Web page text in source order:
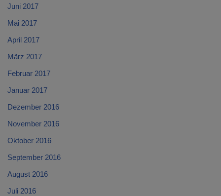
Juni 2017
Mai 2017
April 2017
März 2017
Februar 2017
Januar 2017
Dezember 2016
November 2016
Oktober 2016
September 2016
August 2016
Juli 2016